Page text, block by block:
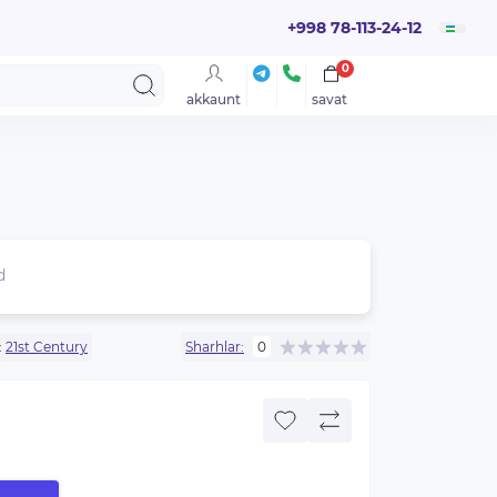
+998 78-113-24-12
akkaunt savat
0
21st Century Sharhlar: 0